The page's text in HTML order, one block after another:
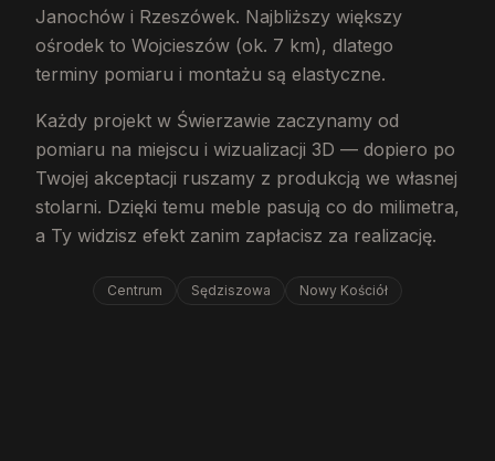
Janochów i Rzeszówek. Najbliższy większy
ośrodek to Wojcieszów (ok. 7 km), dlatego
terminy pomiaru i montażu są elastyczne.
Każdy projekt w Świerzawie zaczynamy od
pomiaru na miejscu i wizualizacji 3D — dopiero po
Twojej akceptacji ruszamy z produkcją we własnej
stolarni. Dzięki temu meble pasują co do milimetra,
a Ty widzisz efekt zanim zapłacisz za realizację.
Centrum Sędziszowa Nowy Kościół